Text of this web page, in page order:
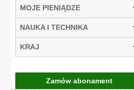
MOJE PIENIĄDZE
NAUKA I TECHNIKA
KRAJ
Zamów abonament